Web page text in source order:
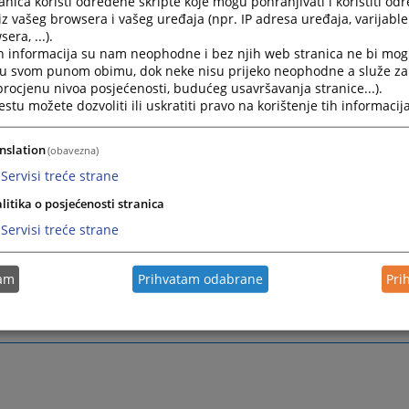
službenike primjenjuje se Zakon o državnoj službi u
(“Službene novine Federacije Bosne i Hercegovine”
04, 67/05 i 8/06, u daljem tekstu: Zakon o državnoj službi) i
na osnovu tog zakona,
primjenjuje se Zakon o namještenicima u
Bosne i Hercegovine (“Službene novine Federacije Bosne
u daljem tekstu: Zakon o namještenicima ) i podzakonski
zakona.
i dužnosti državnih službenika i namještenika pored
se, u skladu sa zakonom i opći propisi o radu i
vašeg browsera i vašeg uređaja (npr. IP adresa uređaja,
...).
informacija su nam neophodne i bez njih web stranica ne bi
svom punom obimu, dok neke nisu prijeko neophodne a služe
nivoa posjećenosti, budućeg usavršavanja stranice...).
možete dozvoliti ili uskratiti pravo na korištenje tih
(obavezna)
Servisi treće strane
o posjećenosti stranica
Servisi treće strane
Prihvatam odabrane